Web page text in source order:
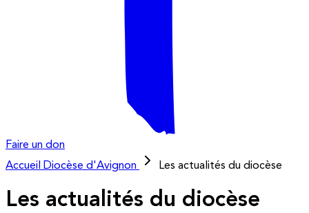
Faire un don
Accueil
Diocèse d'Avignon Les actualités du diocèse
Les actualités du diocèse